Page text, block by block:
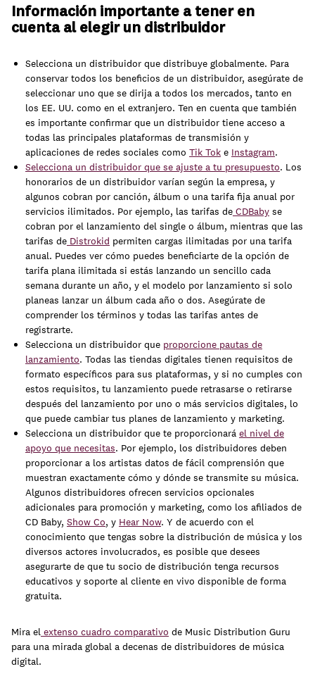
Información importante a tener en
cuenta al elegir un distribuidor
Selecciona un distribuidor que distribuye globalmente. Para
conservar todos los beneficios de un distribuidor, asegúrate de
seleccionar uno que se dirija a todos los mercados, tanto en
los EE. UU. como en el extranjero. Ten en cuenta que también
es importante confirmar que un distribuidor tiene acceso a
todas las principales plataformas de transmisión y
aplicaciones de redes sociales como Tik Tok e Instagram.
Selecciona un distribuidor que se ajuste a tu presupuesto. Los
honorarios de un distribuidor varían según la empresa, y
algunos cobran por canción, álbum o una tarifa fija anual por
servicios ilimitados. Por ejemplo, las tarifas de CDBaby se
cobran por el lanzamiento del single o álbum, mientras que las
tarifas de Distrokid permiten cargas ilimitadas por una tarifa
anual. Puedes ver cómo puedes beneficiarte de la opción de
tarifa plana ilimitada si estás lanzando un sencillo cada
semana durante un año, y el modelo por lanzamiento si solo
planeas lanzar un álbum cada año o dos. Asegúrate de
comprender los términos y todas las tarifas antes de
registrarte.
Selecciona un distribuidor que proporcione pautas de
lanzamiento. Todas las tiendas digitales tienen requisitos de
formato específicos para sus plataformas, y si no cumples con
estos requisitos, tu lanzamiento puede retrasarse o retirarse
después del lanzamiento por uno o más servicios digitales, lo
que puede cambiar tus planes de lanzamiento y marketing.
Selecciona un distribuidor que te proporcionará el nivel de
apoyo que necesitas. Por ejemplo, los distribuidores deben
proporcionar a los artistas datos de fácil comprensión que
muestran exactamente cómo y dónde se transmite su música.
Algunos distribuidores ofrecen servicios opcionales
adicionales para promoción y marketing, como los afiliados de
CD Baby, Show Co, y Hear Now. Y de acuerdo con el
conocimiento que tengas sobre la distribución de música y los
diversos actores involucrados, es posible que desees
asegurarte de que tu socio de distribución tenga recursos
educativos y soporte al cliente en vivo disponible de forma
gratuita.
Mira el extenso cuadro comparativo de Music Distribution Guru
para una mirada global a decenas de distribuidores de música
digital.